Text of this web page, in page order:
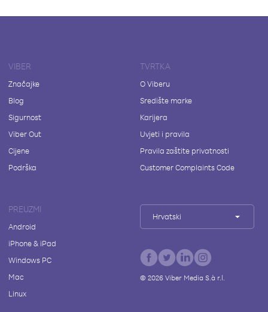
VIBER
Značajke
Blog
Sigurnost
Viber Out
Cijene
Podrška
TVRTKA
O Viberu
Središte marke
Karijera
Uvjeti i pravila
Pravila zaštite privatnosti
Customer Complaints Code
PREUZMI
Android
iPhone & iPad
Windows PC
Mac
Linux
Hrvatski
© 2026Viber Media S.à r.l.